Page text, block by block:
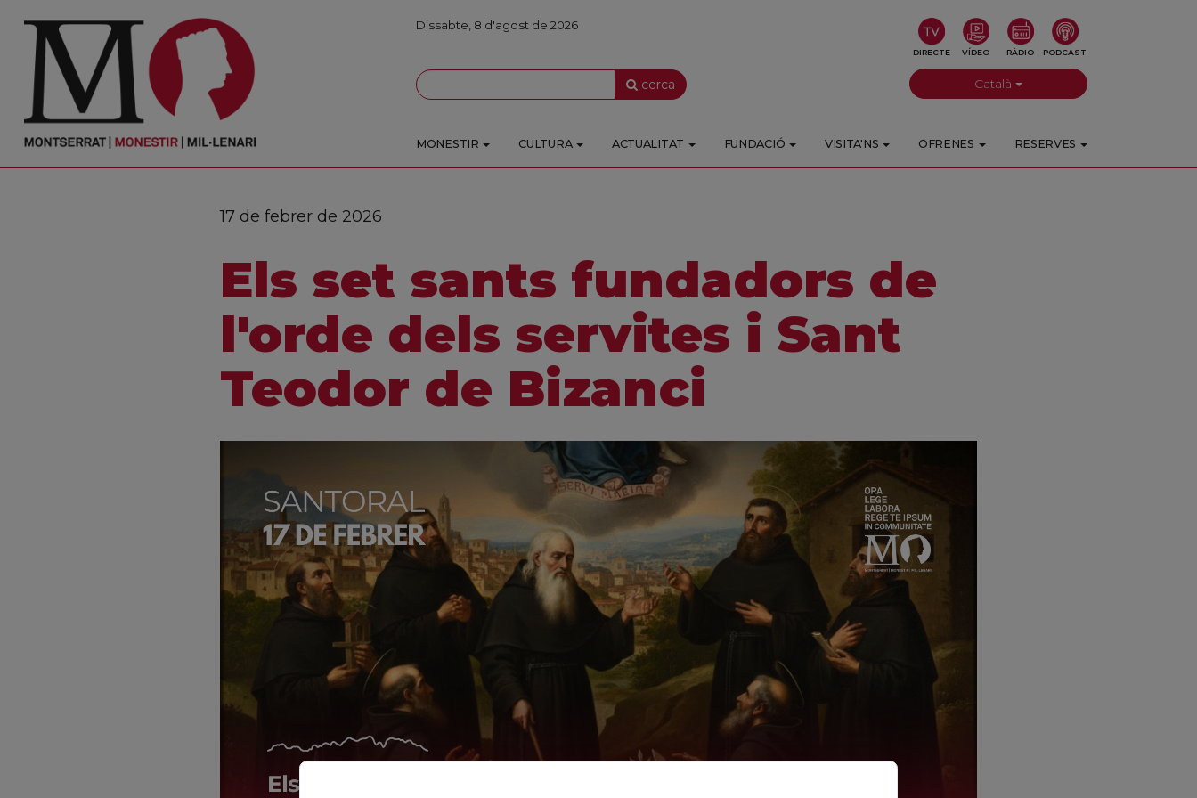
PORTADA
Monestir
Dissabte, 8 d'agost de 2026
cerca
DIRECTE VÍDEO RÀDIO PODCAST
Català
MONESTIR CULTURA ACTUALITAT FUNDACIÓ VISITA'NS OFRENES RESERVES
17 de febrer de 2026
Els set sants fundadors de
l'orde dels servites i Sant
Teodor de Bizanci